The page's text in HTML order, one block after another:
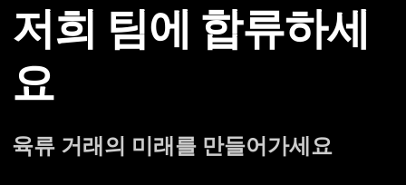
저희 팀에 합류하세
요
육류 거래의 미래를 만들어가세요